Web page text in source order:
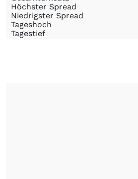
Höchster Spread
Niedrigster Spread
Tageshoch
Tagestief